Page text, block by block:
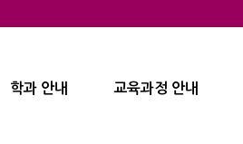
학과 안내 교육과정 안내